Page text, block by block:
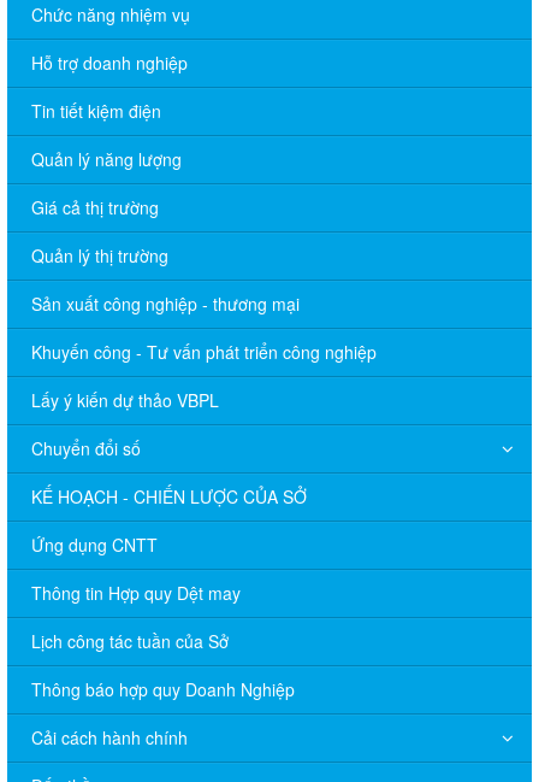
Chức năng nhiệm vụ
Hỗ trợ doanh nghiệp
Tin tiết kiệm điện
Quản lý năng lượng
Giá cả thị trường
Quản lý thị trường
Sản xuất công nghiệp - thương mại
Khuyến công - Tư vấn phát triển công nghiệp
Lấy ý kiến dự thảo VBPL
Chuyển đổi số
KẾ HOẠCH - CHIẾN LƯỢC CỦA SỞ
Ứng dụng CNTT
Thông tin Hợp quy Dệt may
Lịch công tác tuần của Sở
Thông báo hợp quy Doanh Nghiệp
Cải cách hành chính